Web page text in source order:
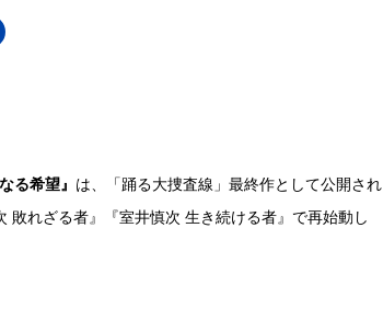
る希望』 は、「踊る大捜査線」最終作として公開され
敗れざる者』『室井慎次 生き続ける者』で再始動し